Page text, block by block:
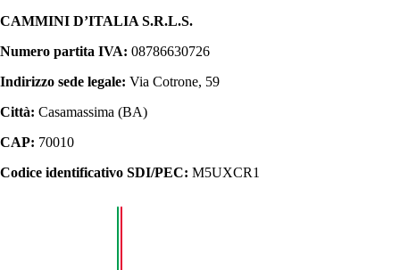
CAMMINI D’ITALIA S.R.L.S.
Numero partita IVA: 08786630726
Indirizzo sede legale: Via Cotrone, 59
Città: Casamassima (BA)
CAP: 70010
Codice identificativo SDI/PEC: M5UXCR1